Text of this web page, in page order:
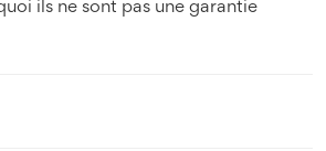
ils ne sont pas une garantie